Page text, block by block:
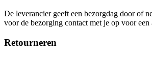
De leverancier geeft een bezorgdag door of
voor de bezorging contact met je op voor een
Retourneren